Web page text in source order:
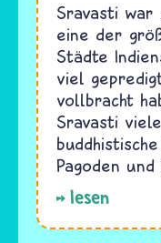
Sravasti war
eine der
Städte
viel
vollbracht
Sravasti
Pagoden und
lesen